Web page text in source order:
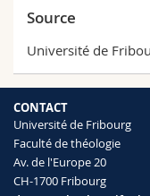
Source
Université de
CONTACT
Université de Fribourg
Faculté de théologie
Av. de l'Europe 20
CH-1700 Fribourg